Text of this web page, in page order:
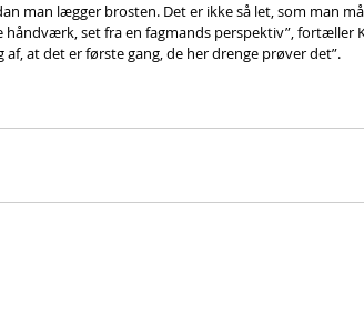
man lægger brosten. Det er ikke så let, som man
håndværk, set fra en fagmands perspektiv”, fortæller
at det er første gang, de her drenge prøver det”.